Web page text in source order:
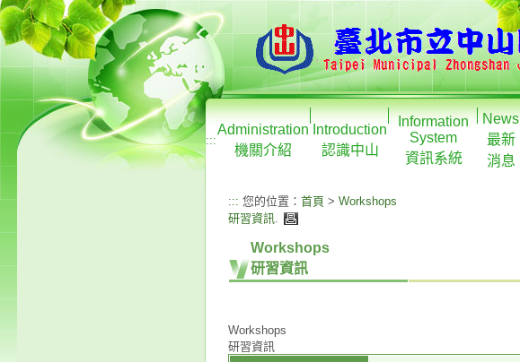
:::
Administration
機關介紹
Introduction
認識中山
Information
System
資訊系統
News
最新
消息
::: 您的位置： 首頁 > Workshops
研習資訊.
Workshops
研習資訊
Workshops
研習資訊